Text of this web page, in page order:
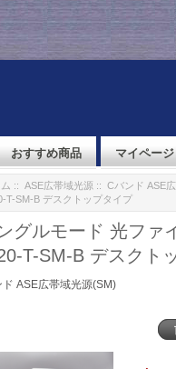
おすすめ商品 マイページ
:: ASE広帯域光源 :: Cバンド ASE
T-SM-B デスクトップタイプ
グルモード 光ファ
T-SM-B デスクト
ASE広帯域光源(SM)